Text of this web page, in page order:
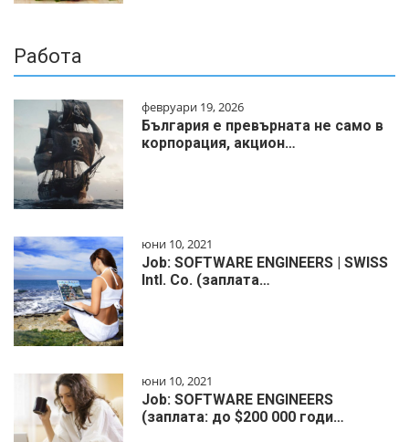
Работа
февруари 19, 2026
България е превърната не само в
корпорация, акцион…
юни 10, 2021
Job: SOFTWARE ENGINEERS | SWISS
Intl. Co. (заплата…
юни 10, 2021
Job: SOFTWARE ENGINEERS
(заплата: до $200 000 годи…